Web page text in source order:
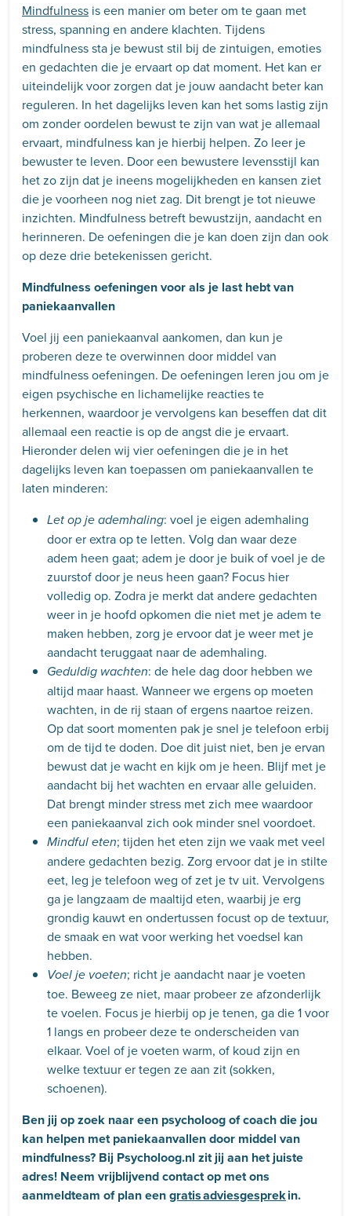
Mindfulness is een manier om beter om te gaan met
stress, spanning en andere klachten. Tijdens
mindfulness sta je bewust stil bij de zintuigen, emoties
en gedachten die je ervaart op dat moment. Het kan er
uiteindelijk voor zorgen dat je jouw aandacht beter kan
reguleren. In het dagelijks leven kan het soms lastig zijn
om zonder oordelen bewust te zijn van wat je allemaal
ervaart, mindfulness kan je hierbij helpen. Zo leer je
bewuster te leven. Door een bewustere levensstijl kan
het zo zijn dat je ineens mogelijkheden en kansen ziet
die je voorheen nog niet zag. Dit brengt je tot nieuwe
inzichten. Mindfulness betreft bewustzijn, aandacht en
herinneren. De oefeningen die je kan doen zijn dan ook
op deze drie betekenissen gericht.
Mindfulness oefeningen voor als je last hebt van
paniekaanvallen
Voel jij een paniekaanval aankomen, dan kun je
proberen deze te overwinnen door middel van
mindfulness oefeningen. De oefeningen leren jou om je
eigen psychische en lichamelijke reacties te
herkennen, waardoor je vervolgens kan beseffen dat dit
allemaal een reactie is op de angst die je ervaart.
Hieronder delen wij vier oefeningen die je in het
dagelijks leven kan toepassen om paniekaanvallen te
laten minderen:
Let op je ademhaling: voel je eigen ademhaling
door er extra op te letten. Volg dan waar deze
adem heen gaat; adem je door je buik of voel je de
zuurstof door je neus heen gaan? Focus hier
volledig op. Zodra je merkt dat andere gedachten
weer in je hoofd opkomen die niet met je adem te
maken hebben, zorg je ervoor dat je weer met je
aandacht teruggaat naar de ademhaling.
Geduldig wachten: de hele dag door hebben we
altijd maar haast. Wanneer we ergens op moeten
wachten, in de rij staan of ergens naartoe reizen.
Op dat soort momenten pak je snel je telefoon erbij
om de tijd te doden. Doe dit juist niet, ben je ervan
bewust dat je wacht en kijk om je heen. Blijf met je
aandacht bij het wachten en ervaar alle geluiden.
Dat brengt minder stress met zich mee waardoor
een paniekaanval zich ook minder snel voordoet.
Mindful eten; tijden het eten zijn we vaak met veel
andere gedachten bezig. Zorg ervoor dat je in stilte
eet, leg je telefoon weg of zet je tv uit. Vervolgens
ga je langzaam de maaltijd eten, waarbij je erg
grondig kauwt en ondertussen focust op de textuur,
de smaak en wat voor werking het voedsel kan
hebben.
Voel je voeten; richt je aandacht naar je voeten
toe. Beweeg ze niet, maar probeer ze afzonderlijk
te voelen. Focus je hierbij op je tenen, ga die 1 voor
1 langs en probeer deze te onderscheiden van
elkaar. Voel of je voeten warm, of koud zijn en
welke textuur er tegen ze aan zit (sokken,
schoenen).
Ben jij op zoek naar een psycholoog of coach die jou
kan helpen met paniekaanvallen door middel van
mindfulness? Bij Psycholoog.nl zit jij aan het juiste
adres! Neem vrijblijvend contact op met ons
aanmeldteam of plan eengratis adviesgesprekin.